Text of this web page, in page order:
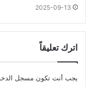
2025-09-13
اترك تعليقاً
يجب أنت تكون مسجل